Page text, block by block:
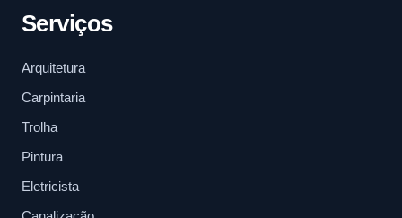
Serviços
Arquitetura
Carpintaria
Trolha
Pintura
Eletricista